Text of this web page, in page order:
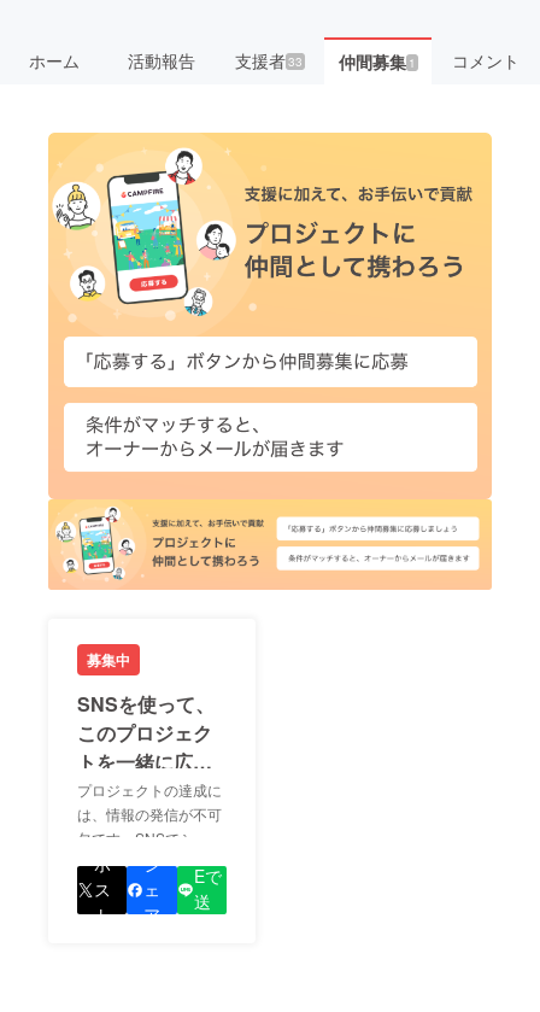
ホーム 活動報告 支援者33 仲間募集 1 コメント
募集中
SNSを使って、
このプロジェク
トを一緒に広め
ましょう！
プロジェクトの達成に
は、情報の発信が不可
欠です。SNSでシェア
をして、あなたが応援
しているプロジェクト
の良さを知ってもらい
ポ
ス
ト
シ
ェ
ア
Eで
送